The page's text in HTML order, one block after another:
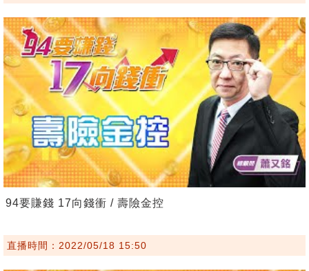
94要賺錢 17向錢衝 / 壽險金控
直播時間：2022/05/18 15:50